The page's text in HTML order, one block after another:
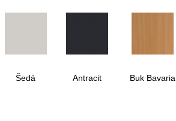
Šedá Antracit Buk Bavaria